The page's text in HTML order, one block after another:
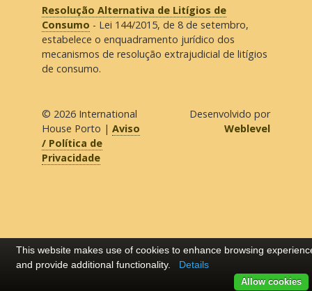
Resolução Alternativa de Litígios de
Consumo - Lei 144/2015, de 8 de setembro,
estabelece o enquadramento jurídico dos
mecanismos de resolução extrajudicial de litígios
de consumo.
© 2026 International
House Porto | Aviso
/ Política de
Privacidade
Desenvolvido por
Weblevel
This website makes use of cookies to enhance browsing
and provide additional functionality.
Details
Allow cookies